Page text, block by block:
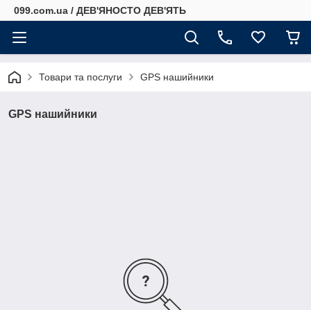
099.com.ua / ДЕВ'ЯНОСТО ДЕВ'ЯТЬ
Товари та послуги GPS нашийники
GPS нашийники